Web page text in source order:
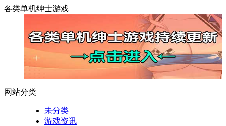
各类单机绅士游戏
网站分类
未分类
游戏资讯